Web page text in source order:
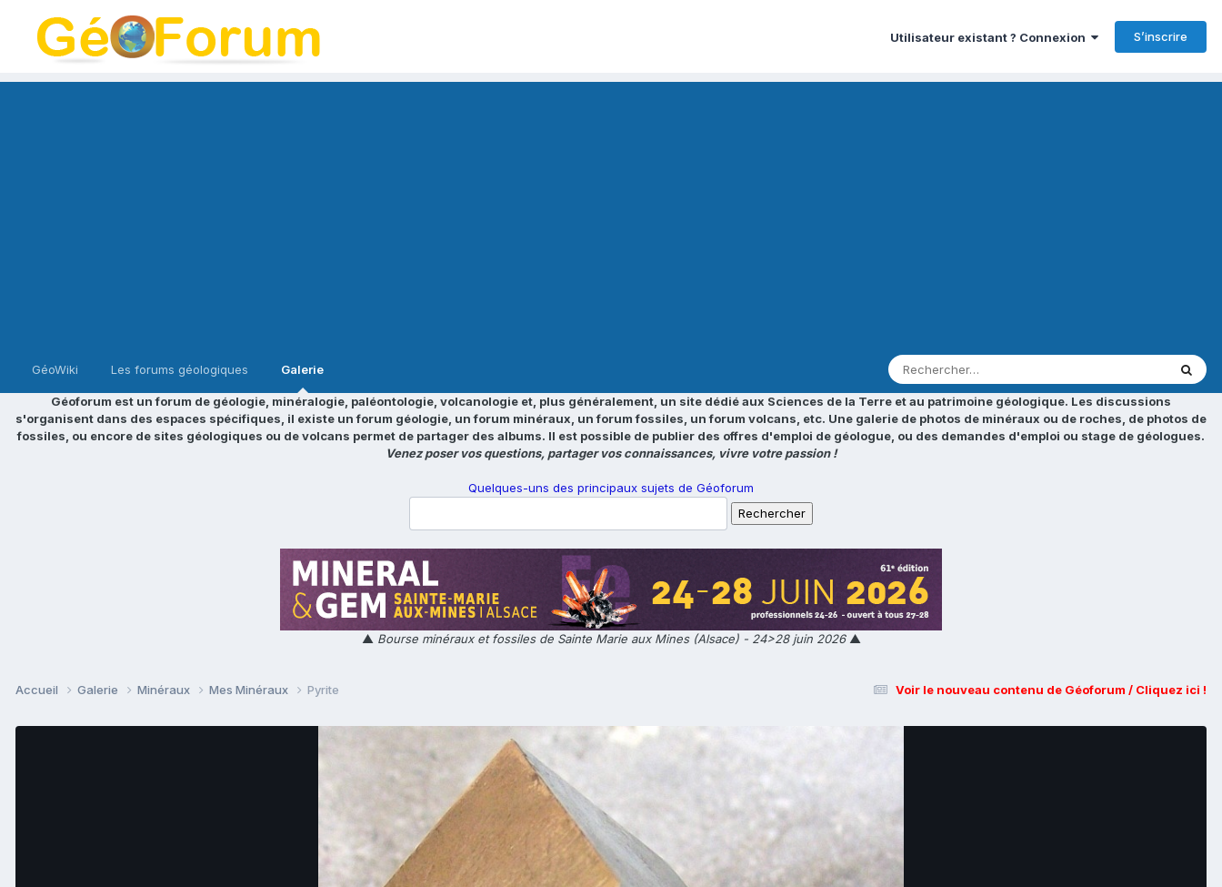
Utilisateur existant ? Connexion S’inscrire
GéoWiki Les forums géologiques Galerie
Géoforum est un forum de géologie, minéralogie, paléontologie, volcanologie et, plus généralement, un site dédié aux Sciences de la Terre et au patrimoine géologique. Les discussions
s'organisent dans des espaces spécifiques, il existe un forum géologie, un forum minéraux, un forum fossiles, un forum volcans, etc. Une galerie de photos de minéraux ou de roches, de photos de
fossiles, ou encore de sites géologiques ou de volcans permet de partager des albums. Il est possible de publier des offres d'emploi de géologue, ou des demandes d'emploi ou stage de géologues.
Venez poser vos questions, partager vos connaissances, vivre votre passion !
Quelques-uns des principaux sujets de Géoforum
▲ Bourse minéraux et fossiles de Sainte Marie aux Mines (Alsace) - 24>28 juin 2026▲
Voir le nouveau contenu de Géoforum / Cliquez ici !
Accueil Galerie Minéraux Mes Minéraux Pyrite